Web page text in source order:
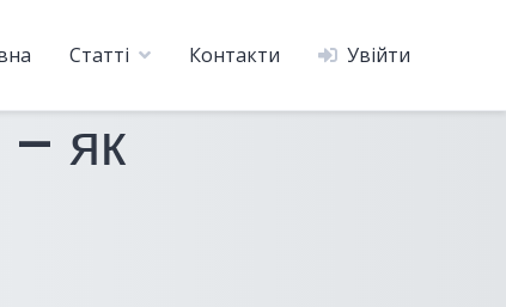
Статті Контакти Увійти
– як